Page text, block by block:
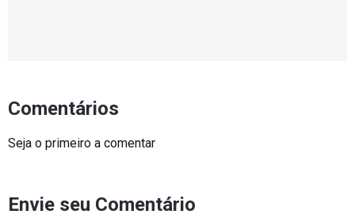
Comentários
Seja o primeiro a comentar
Envie seu Comentário